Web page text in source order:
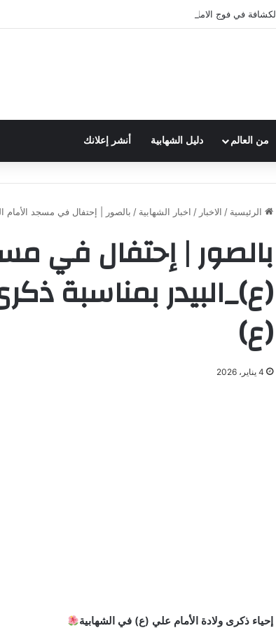
في فوج الامام الصادق (ع)
من العالم دليل الشهابية أنشر إعلانك
الرئيسية / الاخبار / اخبار الشهابية / بالصور | إحتفال في مسجد الأمام
بالصور | إحتفال في
(ع)_البيدر بمناسبة
(ع)
4 يناير، 2026
إحياء ذكرى ولادة الأمام علي (ع) في الشهابية